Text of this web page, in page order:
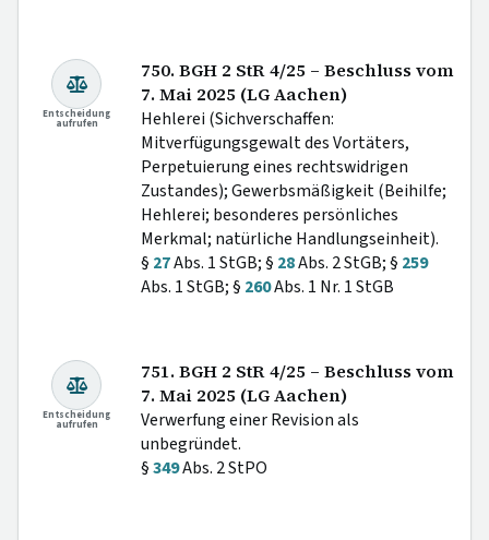
Entscheidung
aufrufen
750. BGH 2 StR 4/25 – Beschluss vom
7. Mai 2025 (LG Aachen)
Hehlerei (Sichverschaffen:
Mitverfügungsgewalt des Vortäters,
Perpetuierung eines rechtswidrigen
Zustandes); Gewerbsmäßigkeit (Beihilfe;
Hehlerei; besonderes persönliches
Merkmal; natürliche Handlungseinheit).
§ 27Abs. 1 StGB; § 28Abs. 2 StGB; § 259
Abs. 1 StGB; § 260Abs. 1 Nr. 1 StGB
Entscheidung
aufrufen
751. BGH 2 StR 4/25 – Beschluss vom
7. Mai 2025 (LG Aachen)
Verwerfung einer Revision als
unbegründet.
§349Abs. 2 StPO